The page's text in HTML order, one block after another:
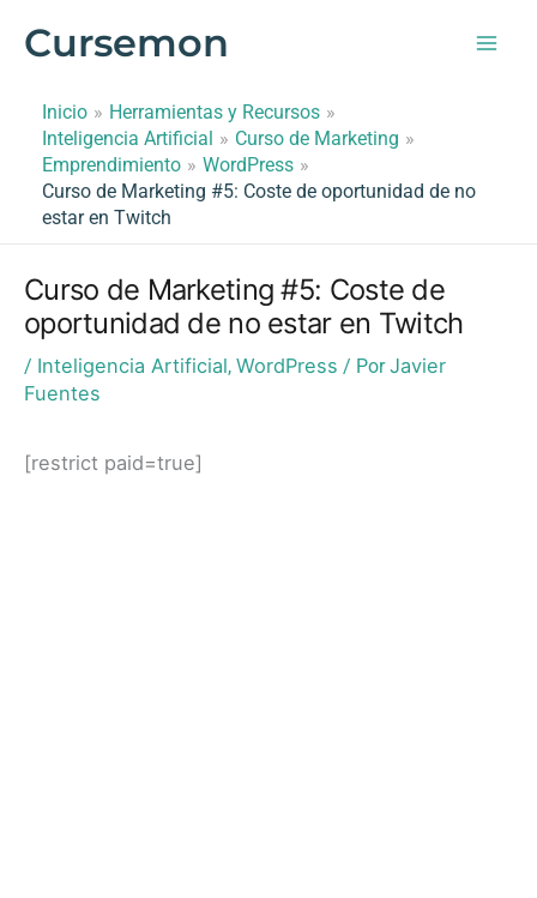
Cursemon
Inicio
Herramientas y Recursos
Inteligencia Artificial
Curso de Marketing
Emprendimiento
WordPress
Curso de Marketing #5: Coste de oportunidad de no
estar en Twitch
Curso de Marketing #5: Coste de
oportunidad de no estar en Twitch
/ Inteligencia Artificial, WordPress / PorJavier
Fuentes
[restrict paid=true]